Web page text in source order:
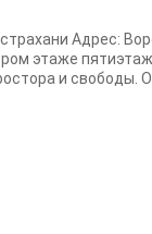
Адрес:
этаже
и свободы.